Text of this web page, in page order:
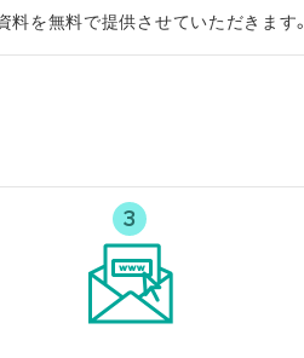
を無料で提供させていただきます。